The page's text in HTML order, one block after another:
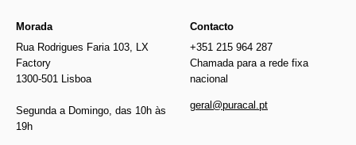
Morada
Rua Rodrigues Faria 103, LX
Factory
1300-501 Lisboa
Segunda a Domingo, das 10h às
19h
Contacto
+351 215 964 287
Chamada para a rede fixa
nacional
geral@puracal.pt